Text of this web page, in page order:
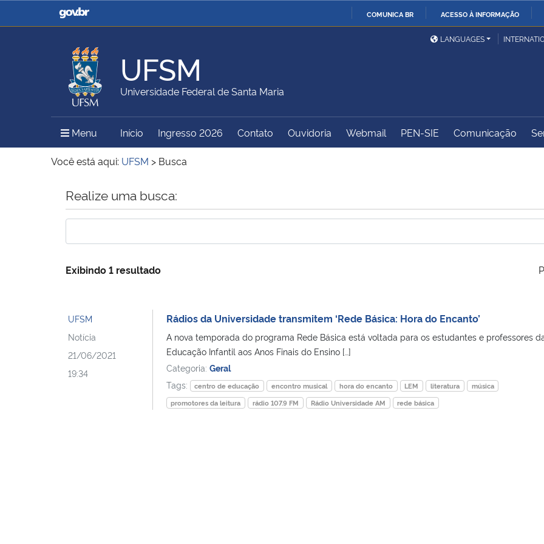
COMUNICA BR ACESSO À INFORMAÇÃO
Casa Civil
Ministério da Justiça e
Ministério da Defesa
Ministério das Relações
Exteriores
Ministério da Agricultura,
Pecuária e Abastecimento
Ministério da Educação
Ministério do Meio Ambiente Ministério do Turismo
Ministério do
Controladoria-Geral da
LANGUAGES
UFSM
Universidade Federal de Santa Maria
Menu Menu Principal do Sítio
Início Ingresso 2026 Contato Ouvidoria Webmail PEN-SIE Comunicação
Você está aqui: UFSM > Busca
Início do conteúdo
Realize uma busca:
Exibindo 1 resultado
UFSM
Notícia
21/06/2021
19:34
Rádios da Universidade transmitem ‘Rede Básica: Hora do Encanto’
A nova temporada do programa Rede Básica está voltada para os estudantes e professores
Educação Infantil aos Anos Finais do Ensino […]
Categoria: Geral
Tags:
centro de educação encontro musical hora do encanto LEM literatura
música
promotores da leitura
rádio 107.9 FM Rádio Universidade AM rede básica